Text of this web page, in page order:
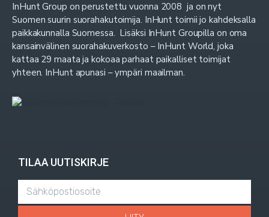
InHunt Group on perustettu vuonna 2008 ja on nyt
Suomen suurin suorahakutoimija. InHunt toimii jo kahdeksalla
paikkakunnalla Suomessa. Lisäksi InHunt Groupilla on oma
kansainvälinen suorahakuverkosto – InHunt World, joka
kattaa 29 maata ja kokoaa parhaat paikalliset toimijat
yhteen. InHunt apunasi – ympäri maailman.
TILAA UUTISKIRJE